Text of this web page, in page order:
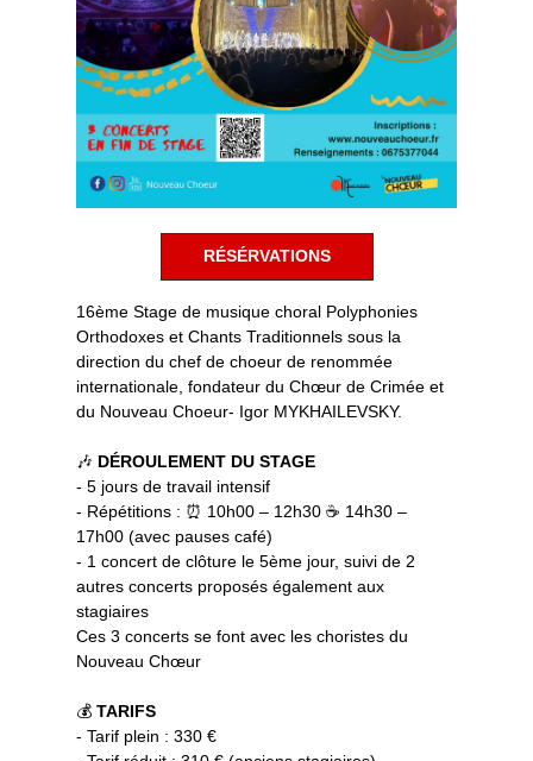
16ème Stage de musique choral Polyphonies
Orthodoxes et Chants Traditionnels sous la
direction du chef de choeur de renommée
internationale, fondateur du Chœur de Crimée et
du Nouveau Choeur- Igor MYKHAILEVSKY.
🎶 DÉROULEMENT DU STAGE
- 5 jours de travail intensif
- Répétitions : ⏰ 10h00 – 12h30 ☕ 14h30 –
17h00 (avec pauses café)
- 1 concert de clôture le 5ème jour, suivi de 2
autres concerts proposés également aux
stagiaires
Ces 3 concerts se font avec les choristes du
Nouveau Chœur
💰 TARIFS
- Tarif plein : 330 €
RÉSÉRVATIONS